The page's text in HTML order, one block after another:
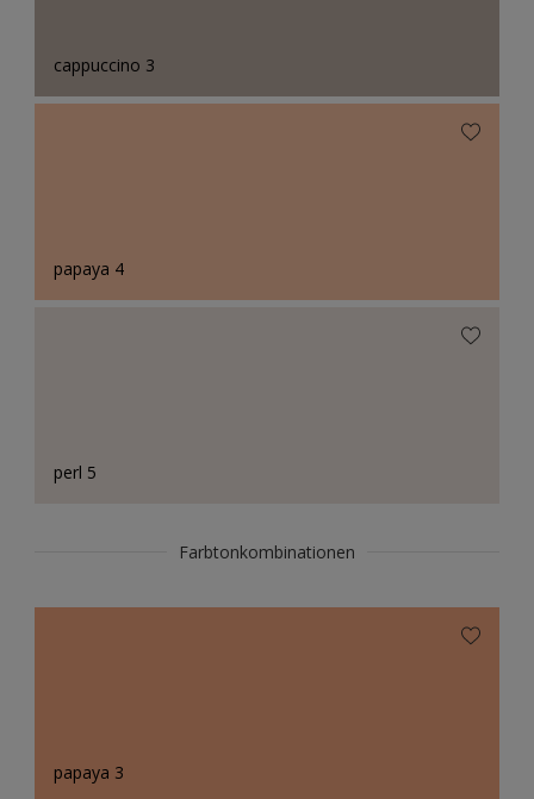
cappuccino 3
papaya 4
perl 5
Farbtonkombinationen
papaya 3